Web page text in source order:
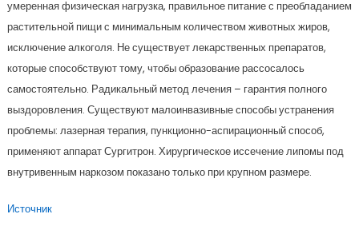
умеренная физическая нагрузка, правильное питание с преобладанием
растительной пищи с минимальным количеством животных жиров,
исключение алкоголя. Не существует лекарственных препаратов,
которые способствуют тому, чтобы образование рассосалось
самостоятельно. Радикальный метод лечения – гарантия полного
выздоровления. Существуют малоинвазивные способы устранения
проблемы: лазерная терапия, пункционно-аспирационный способ,
применяют аппарат Сургитрон. Хирургическое иссечение липомы под
внутривенным наркозом показано только при крупном размере.
Источник